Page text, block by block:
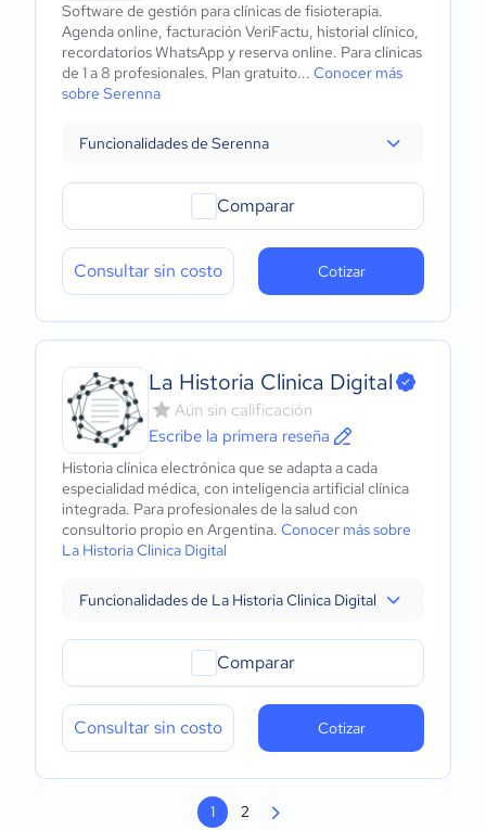
Software de gestión para clínicas de fisioterapia.
Agenda online, facturación VeriFactu, historial clínico,
recordatorios WhatsApp y reserva online. Para clínicas
de 1 a 8 profesionales. Plan gratuito... Conocer más
sobre Serenna
Funcionalidades de Serenna
Comparar
Consultar sin costo Cotizar
La Historia Clinica Digital
Aún sin calificación
Escribe la primera reseña
Historia clínica electrónica que se adapta a cada
especialidad médica, con inteligencia artificial clínica
integrada. Para profesionales de la salud con
consultorio propio en Argentina. Conocer más sobre
La Historia Clinica Digital
Funcionalidades de La Historia Clinica Digital
Comparar
Consultar sin costo Cotizar
1 2